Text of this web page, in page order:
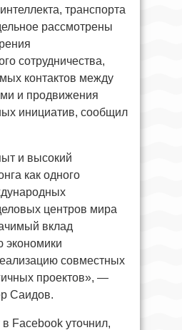
транспорта
рассмотрены
сотрудничества,
контактов между
и продвижения
инициатив, сообщил
и высокий
как одного
центров мира
вклад
экономики
совместных
проектов», —
Саидов.
Facebook уточнил,